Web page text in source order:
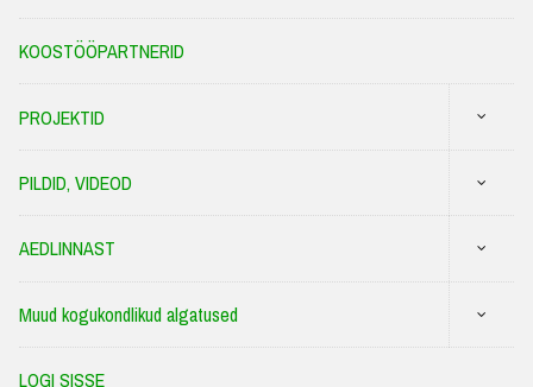
KOOSTÖÖPARTNERID
PROJEKTID
PILDID, VIDEOD
AEDLINNAST
Muud kogukondlikud algatused
LOGI SISSE